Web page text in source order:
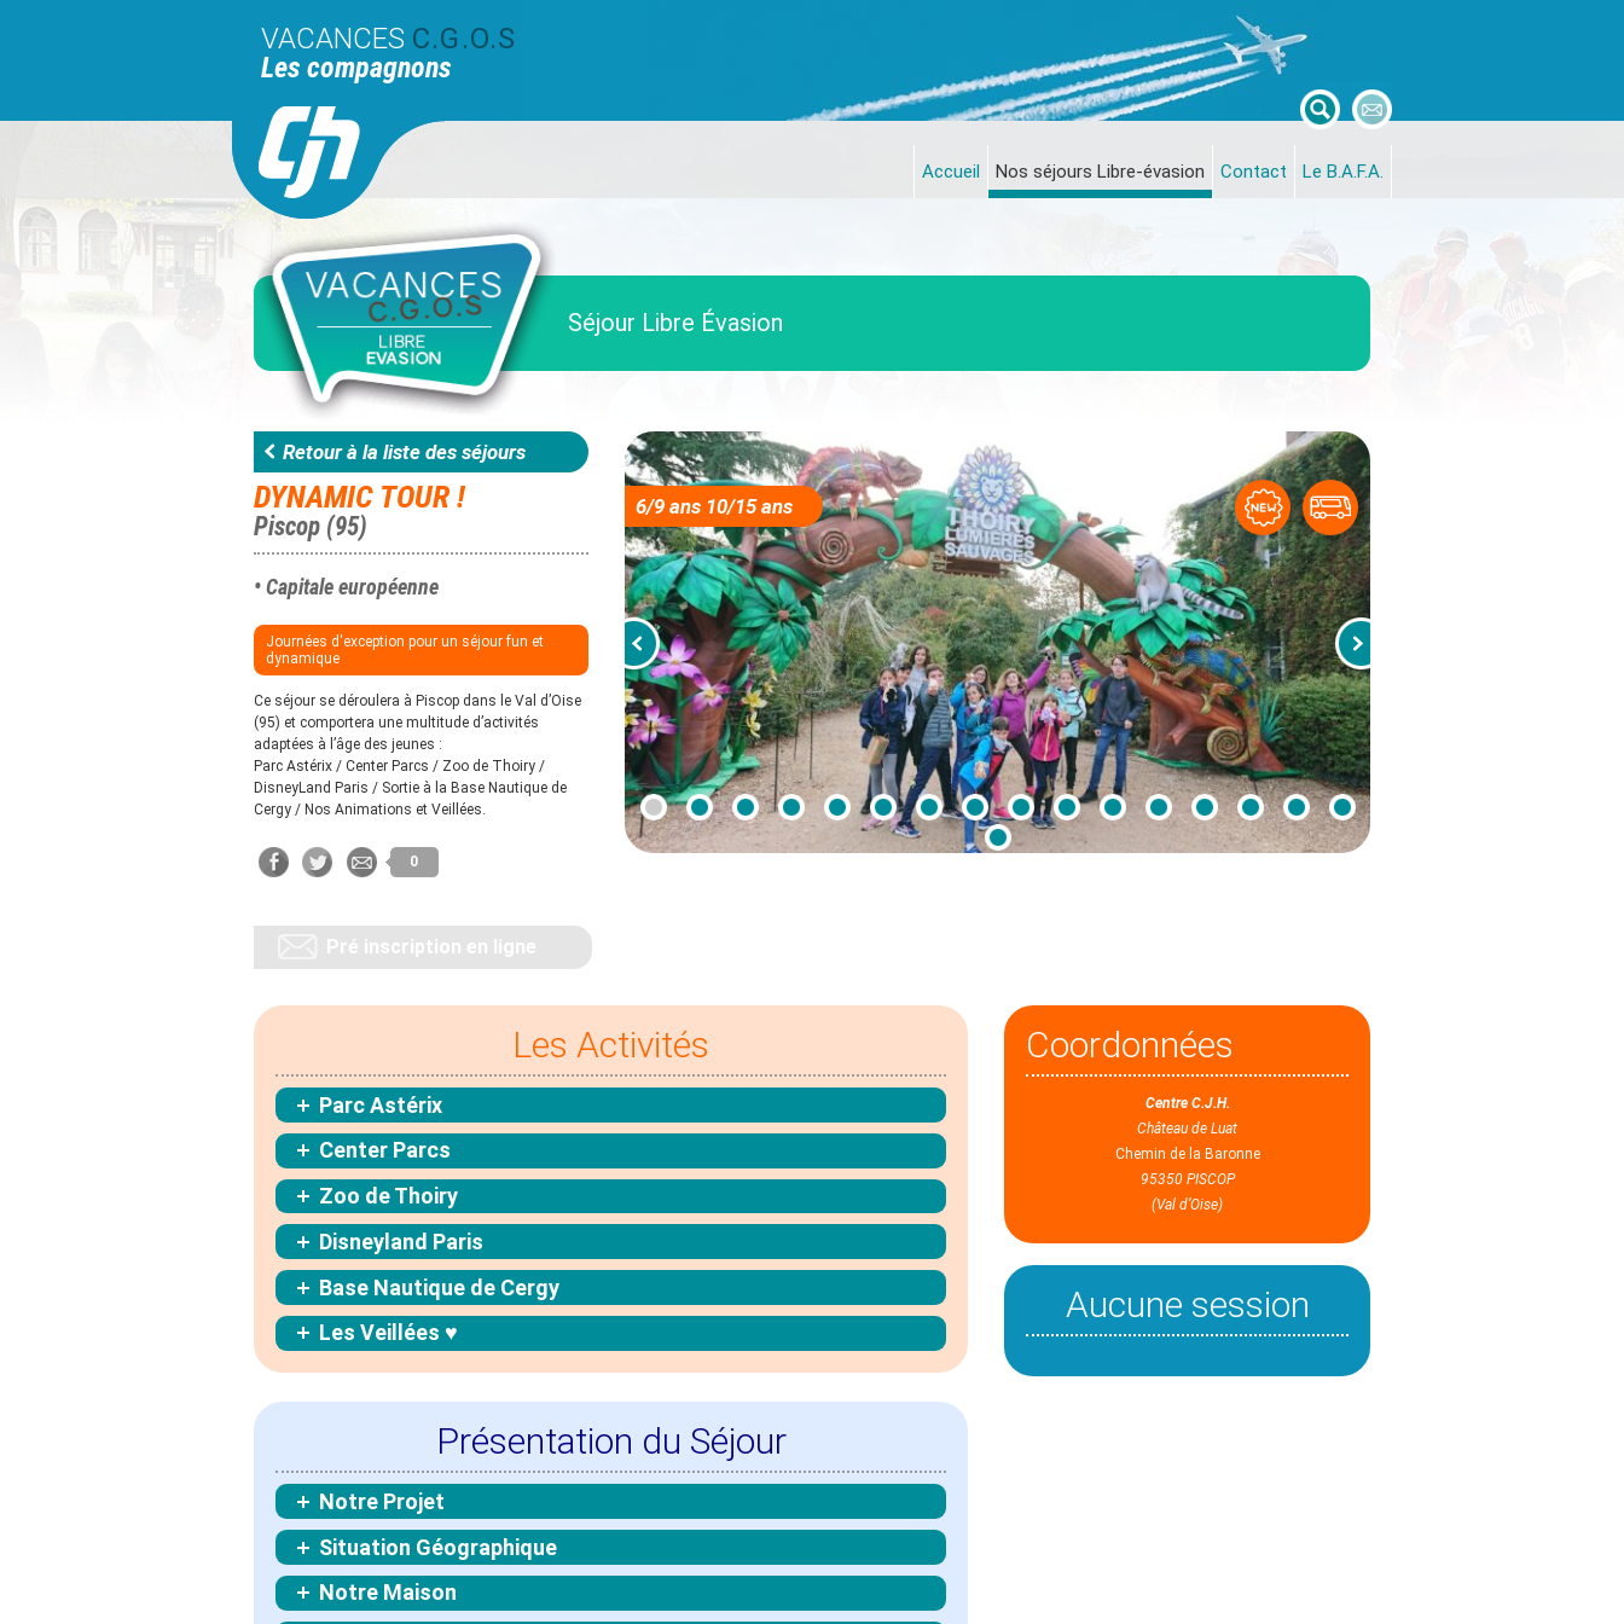
VACANCES C.G.O.S
Les compagnons
Accueil Nos séjours Libre-évasion Contact Le B.A.F.A.
Séjour Libre Évasion
Retour à la liste des séjours
DYNAMIC TOUR !
Piscop (95)
• Capitale européenne
Journées d'exception pour un séjour fun et
dynamique
Ce séjour se déroulera à Piscop dans le Val d’Oise
(95) et comportera une multitude d’activités
adaptées à l’âge des jeunes :
Parc Astérix / Center Parcs / Zoo de Thoiry /
DisneyLand Paris / Sortie à la Base Nautique de
Cergy / Nos Animations et Veillées.
0
6/9 ans 10/15 ans
Pré inscription en ligne
Les Activités
Parc Astérix
Center Parcs
Zoo de Thoiry
Disneyland Paris
Base Nautique de Cergy
Les Veillées ♥
Présentation du Séjour
Notre Projet
Situation Géographique
Notre Maison
Coordonnées
Centre C.J.H.
Château de Luat
Chemin de la Baronne
95350 PISCOP
(Val d’Oise)
Aucune session